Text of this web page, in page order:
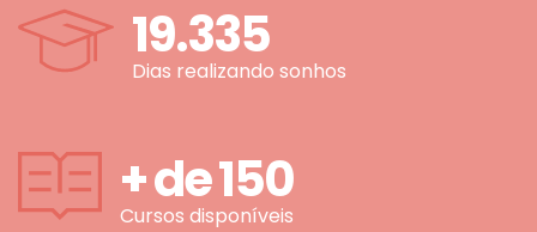
19.335
Dias realizando sonhos
+ de150
Cursos disponíveis